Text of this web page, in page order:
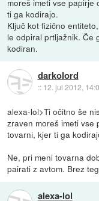
ti ga kodirajo.
Ključ kot fizično
le odpiral prtljažnik. Če
kodiran.
darkolord
:: 12. jul 2012,
alexa-lol>Ti očitno še
zraven moreš imeti vse
tovarni, kjer ti ga
Ne, pri meni tovarna
pairati z avtom. Brez
alexa-lol